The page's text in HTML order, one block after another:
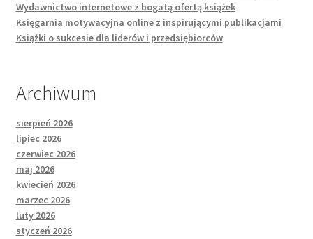
Wydawnictwo internetowe z bogatą ofertą książek
Księgarnia motywacyjna online z inspirującymi publikacjami
Książki o sukcesie dla liderów i przedsiębiorców
Archiwum
sierpień 2026
lipiec 2026
czerwiec 2026
maj 2026
kwiecień 2026
marzec 2026
luty 2026
styczeń 2026